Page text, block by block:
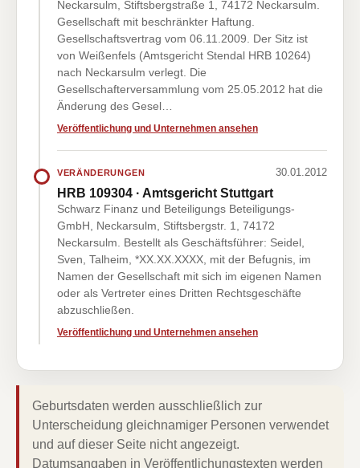
Neckarsulm, Stiftsbergstraße 1, 74172 Neckarsulm.
Gesellschaft mit beschränkter Haftung.
Gesellschaftsvertrag vom 06.11.2009. Der Sitz ist
von Weißenfels (Amtsgericht Stendal HRB 10264)
nach Neckarsulm verlegt. Die
Gesellschafterversammlung vom 25.05.2012 hat die
Änderung des Gesel…
Veröffentlichung und Unternehmen ansehen
VERÄNDERUNGEN 30.01.2012
HRB 109304 · Amtsgericht Stuttgart
Schwarz Finanz und Beteiligungs Beteiligungs-
GmbH, Neckarsulm, Stiftsbergstr. 1, 74172
Neckarsulm. Bestellt als Geschäftsführer: Seidel,
Sven, Talheim, *XX.XX.XXXX, mit der Befugnis, im
Namen der Gesellschaft mit sich im eigenen Namen
oder als Vertreter eines Dritten Rechtsgeschäfte
abzuschließen.
Veröffentlichung und Unternehmen ansehen
Geburtsdaten werden ausschließlich zur
Unterscheidung gleichnamiger Personen verwendet
und auf dieser Seite nicht angezeigt.
Datumsangaben in Veröffentlichungstexten werden